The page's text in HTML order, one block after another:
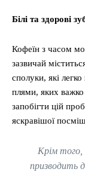
Білі та здорові
Кофеїн з часом
зазвичай
сполуки, які
плями, яких
запобігти цій
яскравішої
Крім того,
призводить